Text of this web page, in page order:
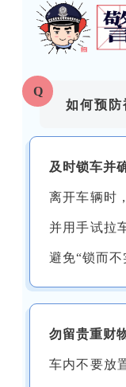
Q
如何预防
及时锁车并
离开车辆时
并用手试拉
避免“锁而不
勿留贵重财
车内不要放